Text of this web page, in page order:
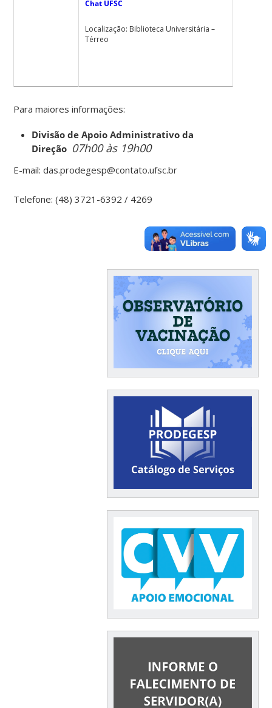
Chat UFSC
Localização: Biblioteca Universitária –
Térreo
Para maiores informações:
Divisão de Apoio Administrativo da
Direção 07h00 às 19h00
E-mail: das.prodegesp@contato.ufsc.br
Telefone: (48) 3721-6392 / 4269